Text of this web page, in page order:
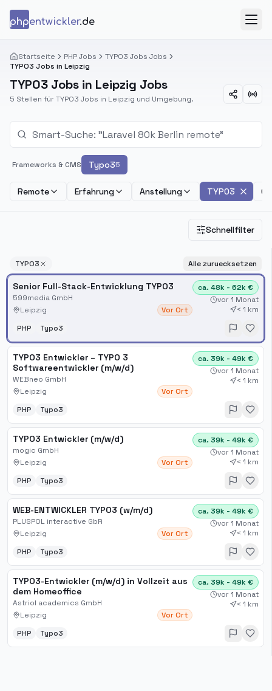
phpentwickler.de
Startseite PHP Jobs
TYPO3 Jobs Jobs
TYPO3 Jobs in Leipzig
TYPO3 Jobs in Leipzig Jobs
5 Stellen für TYPO3 Jobs in Leipzig und Umgebung.
Frameworks & CMS Typo35
Remote Erfahrung Anstellung TYPO3
Schnellfilter
TYPO3 Alle zuruecksetzen
Senior Full-Stack-Entwicklung TYPO3
599media GmbH
Leipzig
Vor Ort
ca. 48k - 62k €
vor 1 Monat
< 1 km
PHP
Typo3
TYPO3 Entwickler – TYPO 3
Softwareentwickler (m/w/d)
WEBneo GmbH
Leipzig
Vor Ort
ca. 39k - 49k €
vor 1 Monat
< 1 km
PHP Typo3
TYPO3 Entwickler (m/w/d)
mogic GmbH
Leipzig
Vor Ort
ca. 39k - 49k €
vor 1 Monat
< 1 km
PHP
Typo3
WEB-ENTWICKLER TYPO3 (w/m/d)
PLUSPOL interactive GbR
Leipzig
Vor Ort
ca. 39k - 49k €
vor 1 Monat
< 1 km
PHP
Typo3
TYPO3-Entwickler (m/w/d) in Vollzeit aus
dem Homeoffice
Astriol academics GmbH
Leipzig
Vor Ort
ca. 39k - 49k €
vor 1 Monat
< 1 km
PHP Typo3